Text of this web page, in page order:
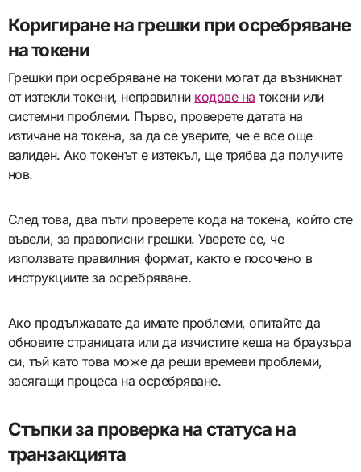
Коригиране на грешки при осребряване
на токени
Грешки при осребряване на токени могат да възникнат
от изтекли токени, неправилни кодове на токени или
системни проблеми. Първо, проверете датата на
изтичане на токена, за да се уверите, че е все още
валиден. Ако токенът е изтекъл, ще трябва да получите
нов.
След това, два пъти проверете кода на токена, който сте
въвели, за правописни грешки. Уверете се, че
използвате правилния формат, както е посочено в
инструкциите за осребряване.
Ако продължавате да имате проблеми, опитайте да
обновите страницата или да изчистите кеша на браузъра
си, тъй като това може да реши времеви проблеми,
засягащи процеса на осребряване.
Стъпки за проверка на статуса на
транзакцията